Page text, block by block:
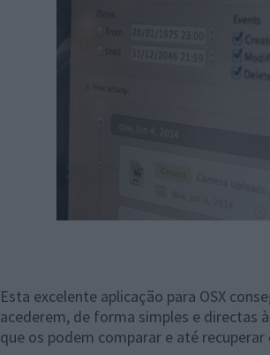
Esta excelente aplicação para OSX
acederem, de forma simples e directas
que os podem comparar e até recuperar